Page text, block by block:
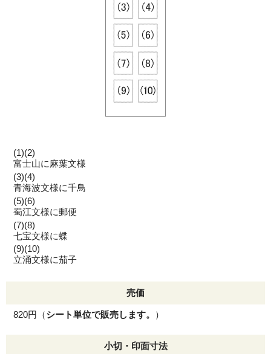
(1)(2)
富士山に麻葉文様
(3)(4)
青海波文様に千鳥
(5)(6)
蜀江文様に郵便
(7)(8)
七宝文様に蝶
(9)(10)
立涌文様に茄子
売価
820円（シート単位で販売します。 ）
小切・印面寸法